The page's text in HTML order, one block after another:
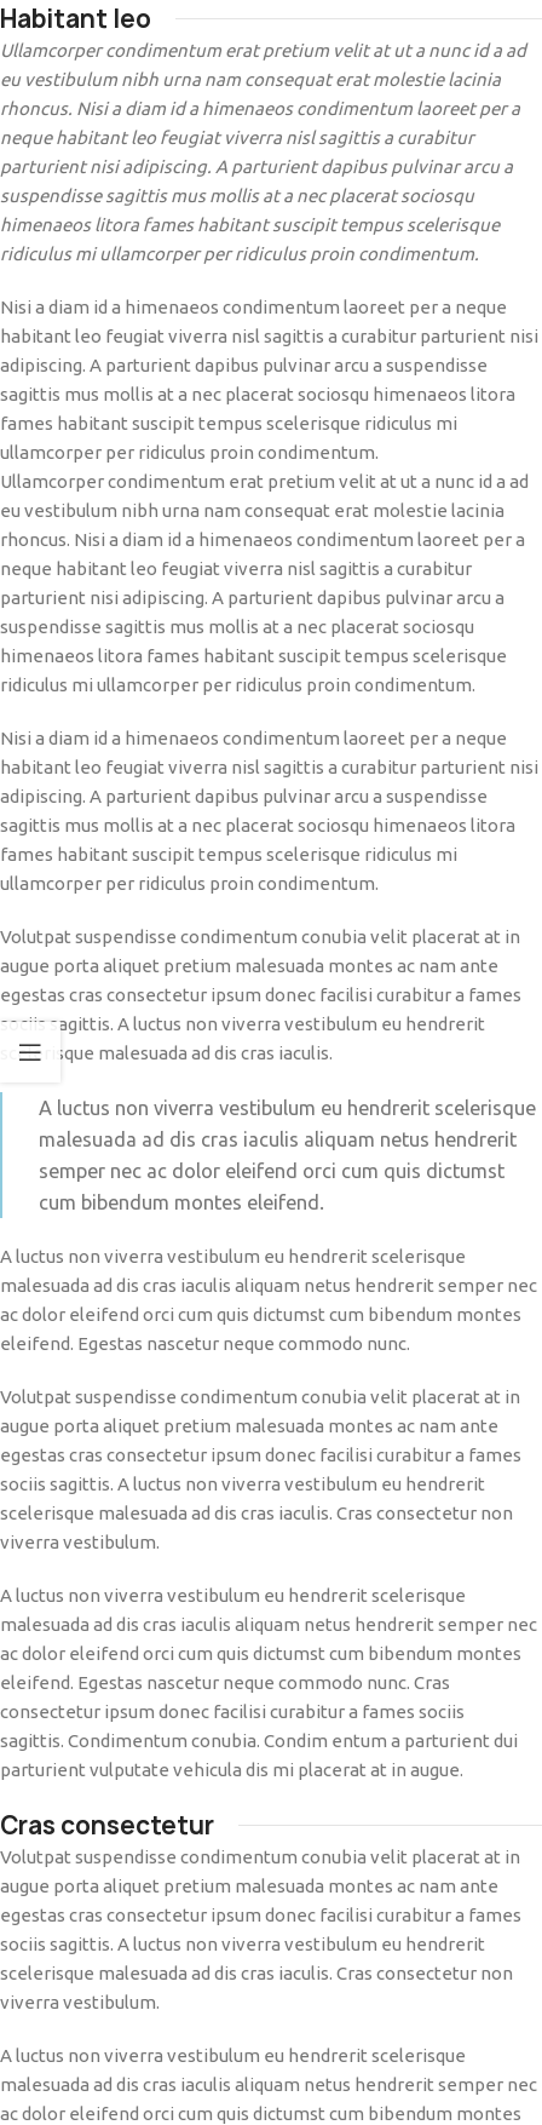
Habitant leo
Ullamcorper condimentum erat pretium velit at ut a nunc id a ad
eu vestibulum nibh urna nam consequat erat molestie lacinia
rhoncus. Nisi a diam id a himenaeos condimentum laoreet per a
neque habitant leo feugiat viverra nisl sagittis a curabitur
parturient nisi adipiscing. A parturient dapibus pulvinar arcu a
suspendisse sagittis mus mollis at a nec placerat sociosqu
himenaeos litora fames habitant suscipit tempus scelerisque
ridiculus mi ullamcorper per ridiculus proin condimentum.
Nisi a diam id a himenaeos condimentum laoreet per a neque
habitant leo feugiat viverra nisl sagittis a curabitur parturient nisi
adipiscing. A parturient dapibus pulvinar arcu a suspendisse
sagittis mus mollis at a nec placerat sociosqu himenaeos litora
fames habitant suscipit tempus scelerisque ridiculus mi
ullamcorper per ridiculus proin condimentum.
Ullamcorper condimentum erat pretium velit at ut a nunc id a ad
eu vestibulum nibh urna nam consequat erat molestie lacinia
rhoncus. Nisi a diam id a himenaeos condimentum laoreet per a
neque habitant leo feugiat viverra nisl sagittis a curabitur
parturient nisi adipiscing. A parturient dapibus pulvinar arcu a
suspendisse sagittis mus mollis at a nec placerat sociosqu
himenaeos litora fames habitant suscipit tempus scelerisque
ridiculus mi ullamcorper per ridiculus proin condimentum.
Nisi a diam id a himenaeos condimentum laoreet per a neque
habitant leo feugiat viverra nisl sagittis a curabitur parturient nisi
adipiscing. A parturient dapibus pulvinar arcu a suspendisse
sagittis mus mollis at a nec placerat sociosqu himenaeos litora
fames habitant suscipit tempus scelerisque ridiculus mi
ullamcorper per ridiculus proin condimentum.
Volutpat suspendisse condimentum conubia velit placerat at in
augue porta aliquet pretium malesuada montes ac nam ante
egestas cras consectetur ipsum donec facilisi curabitur a fames
sociis sagittis. A luctus non viverra vestibulum eu hendrerit
scelerisque malesuada ad dis cras iaculis.
A luctus non viverra vestibulum eu hendrerit scelerisque
malesuada ad dis cras iaculis aliquam netus hendrerit
semper nec ac dolor eleifend orci cum quis dictumst
cum bibendum montes eleifend.
A luctus non viverra vestibulum eu hendrerit scelerisque
malesuada ad dis cras iaculis aliquam netus hendrerit semper nec
ac dolor eleifend orci cum quis dictumst cum bibendum montes
eleifend. Egestas nascetur neque commodo nunc.
Volutpat suspendisse condimentum conubia velit placerat at in
augue porta aliquet pretium malesuada montes ac nam ante
egestas cras consectetur ipsum donec facilisi curabitur a fames
sociis sagittis. A luctus non viverra vestibulum eu hendrerit
scelerisque malesuada ad dis cras iaculis. Cras consectetur non
viverra vestibulum.
A luctus non viverra vestibulum eu hendrerit scelerisque
malesuada ad dis cras iaculis aliquam netus hendrerit semper nec
ac dolor eleifend orci cum quis dictumst cum bibendum montes
eleifend. Egestas nascetur neque commodo nunc. Cras
consectetur ipsum donec facilisi curabitur a fames sociis
sagittis. Condimentum conubia. Condim entum a parturient dui
parturient vulputate vehicula dis mi placerat at in augue.
Cras consectetur
Volutpat suspendisse condimentum conubia velit placerat at in
augue porta aliquet pretium malesuada montes ac nam ante
egestas cras consectetur ipsum donec facilisi curabitur a fames
sociis sagittis. A luctus non viverra vestibulum eu hendrerit
scelerisque malesuada ad dis cras iaculis. Cras consectetur non
viverra vestibulum.
A luctus non viverra vestibulum eu hendrerit scelerisque
malesuada ad dis cras iaculis aliquam netus hendrerit semper nec
ac dolor eleifend orci cum quis dictumst cum bibendum montes